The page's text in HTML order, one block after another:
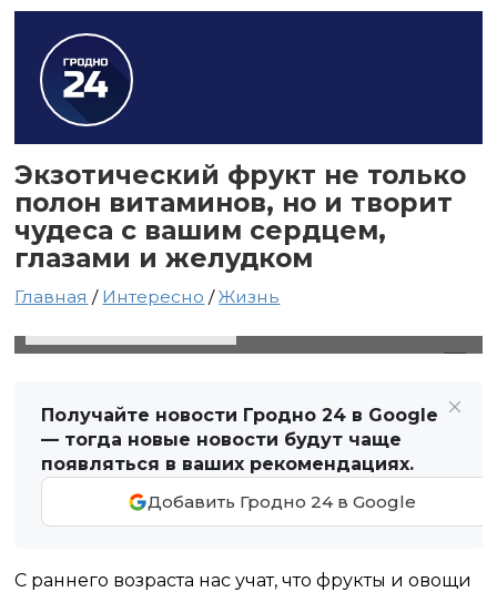
Экзотический фрукт не только
полон витаминов, но и творит
чудеса с вашим сердцем,
глазами и желудком
Главная / Интересно /Жизнь
Получайте новости Гродно 24 в Google
— тогда новые новости будут чаще
появляться в ваших рекомендациях.
Добавить Гродно 24 в Google
С раннего возраста нас учат, что фрукты и овощи